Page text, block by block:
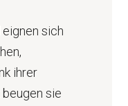
sich
ihrer
sie